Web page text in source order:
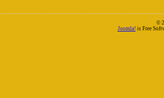
©
Joomla! is Free